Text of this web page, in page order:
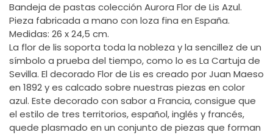
Bandeja de pastas colección Aurora Flor de Lis Azul.
Pieza fabricada a mano con loza fina en España.
Medidas: 26 x 24,5 cm.
La flor de lis soporta toda la nobleza y la sencillez de un
símbolo a prueba del tiempo, como lo es La Cartuja de
Sevilla. El decorado Flor de Lis es creado por Juan Maeso
en 1892 y es calcado sobre nuestras piezas en color
azul. Este decorado con sabor a Francia, consigue que
el estilo de tres territorios, español, inglés y francés,
quede plasmado en un conjunto de piezas que forman